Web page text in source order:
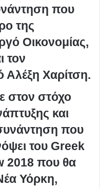
που
της
Οικονομίας,
τον
Χαρίτση.
στον στόχο
και
που
του Greek
2018 που θα
Υόρκη,